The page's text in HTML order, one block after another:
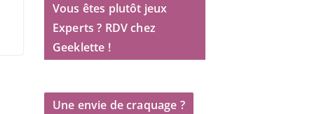
Vous êtes plutôt jeux
Experts ? RDV chez
Geeklette !
Une envie de craquage ?